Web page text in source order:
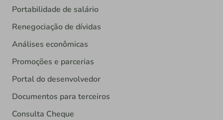
Portabilidade de salário
Renegociação de dívidas
Análises econômicas
Promoções e parcerias
Portal do desenvolvedor
Documentos para terceiros
Consulta Cheque